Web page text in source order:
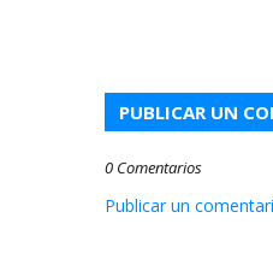
PUBLICAR UN
0 Comentarios
Publicar un